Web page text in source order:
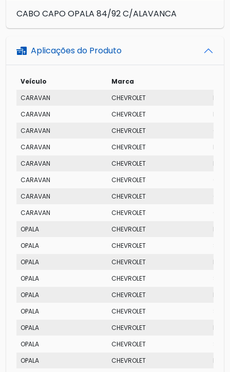
CABO CAPO OPALA 84/92 C/ALAVANCA
Aplicações do Produto
Veículo Marca
CARAVAN
CHEVROLET
CARAVAN
CHEVROLET
CARAVAN
CHEVROLET
CARAVAN
CHEVROLET
CARAVAN
CHEVROLET
CARAVAN
CHEVROLET
CARAVAN
CHEVROLET
CARAVAN
CHEVROLET
OPALA
CHEVROLET
OPALA
CHEVROLET
SS
OPALA
CHEVROLET
OPALA
CHEVROLET
SS
OPALA
CHEVROLET
OPALA
CHEVROLET
SS
OPALA
CHEVROLET
OPALA
CHEVROLET
SS
OPALA
CHEVROLET